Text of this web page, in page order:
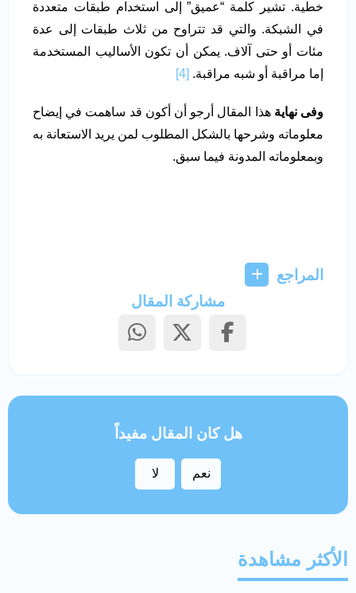
خطية. تشير كلمة “عميق” إلى استخدام طبقات متعددة
في الشبكة. والتي قد تتراوح من ثلاث طبقات إلى عدة
مئات أو حتى آلاف. يمكن أن تكون الأساليب المستخدمة
إما مراقبة أو شبه مراقبة. [4]
وفى نهاية هذا المقال أرجو أن أكون قد ساهمت في إيضاح
معلوماته وشرحها بالشكل المطلوب لمن يريد الاستعانة به
وبمعلوماته المدونة فيما سبق.
المراجع
مشاركة المقال
هل كان المقال مفيداً
نعم لا
الأكثر مشاهدة